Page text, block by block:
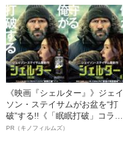
《映画『シェルター』》ジェイ
ソン・ステイサムがお盆を“打
破”する!!《「眠眠打破」コラ
ボ》
PR（キノフィルムズ）